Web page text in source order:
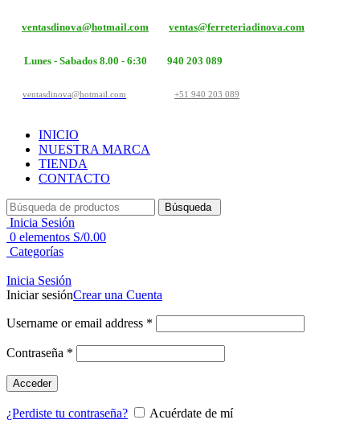
ventasdinova@hotmail.com ventas@ferreteriadinova.com
Lunes - Sabados 8.00 - 6:30 940 203 089
ventasdinova@hotmail.com +51 940 203 089
INICIO
NUESTRA MARCA
TIENDA
CONTACTO
Búsqueda
Inicia Sesión
0 elementos S/0.00
Categorías
Inicia Sesión
Iniciar sesiónCrear una Cuenta
Username or email address *
Contraseña *
Acceder
¿Perdiste tu contraseña?
Acuérdate de mí